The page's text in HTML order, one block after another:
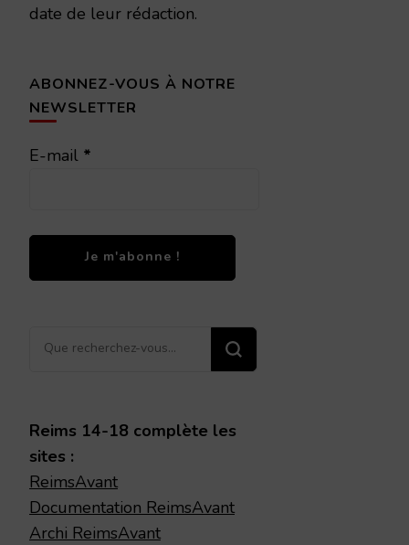
date de leur rédaction.
ABONNEZ-VOUS À NOTRE
NEWSLETTER
E-mail *
Vous
Reims 14-18 complète les
sites :
ReimsAvant
Documentation ReimsAvant
Archi ReimsAvant